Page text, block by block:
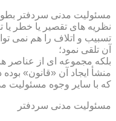
مسئولیت مدنی سردفتر
نظریه های تقصیر یا خطر
تسبیب و اتلاف را هم نمی
آن تلقی نمود؛
بلکه مجموعه ای از عناصر
منشأ ایجاد آن «قانون»
که با سایر وجوه مسئولیت
مسئولیت مدنی سردفتر